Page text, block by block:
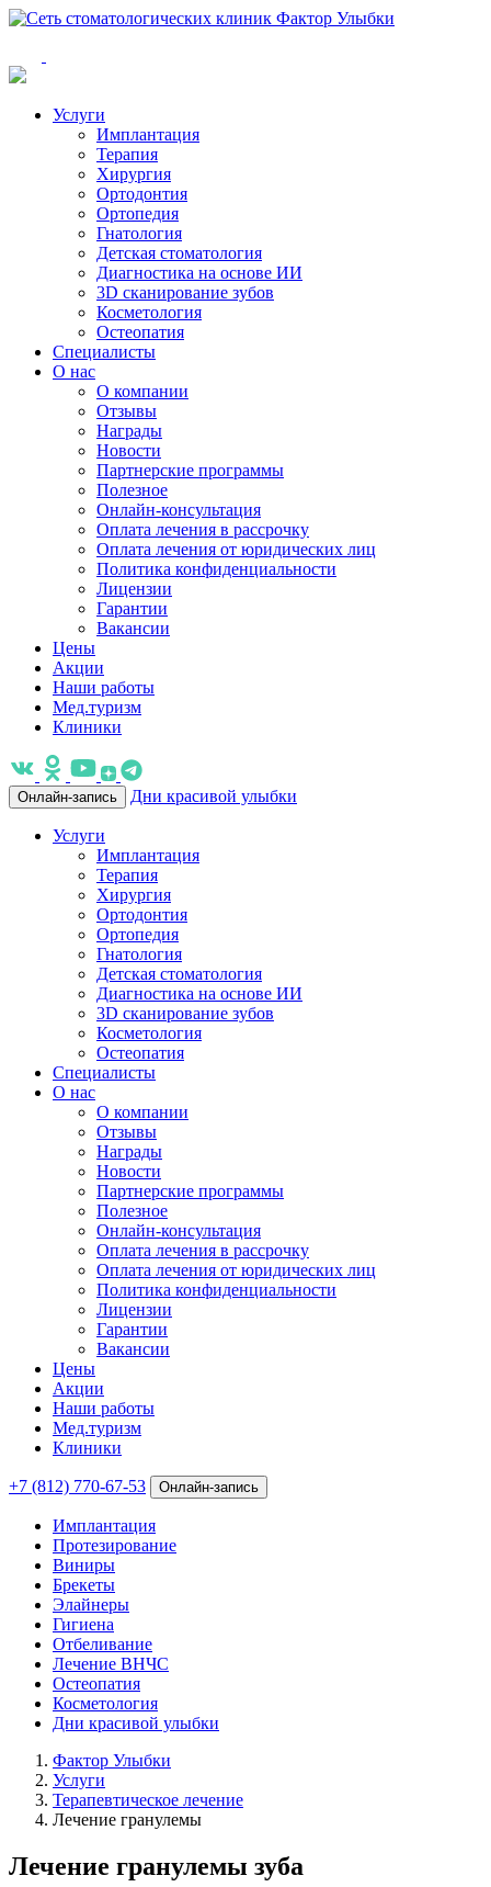
Услуги
Имплантация
Терапия
Хирургия
Ортодонтия
Ортопедия
Гнатология
Детская стоматология
Диагностика на основе ИИ
3D сканирование зубов
Косметология
Остеопатия
Специалисты
О нас
О компании
Отзывы
Награды
Новости
Партнерские программы
Полезное
Онлайн-консультация
Оплата лечения в рассрочку
Оплата лечения от юридических лиц
Политика конфиденциальности
Лицензии
Гарантии
Вакансии
Цены
Акции
Наши работы
Мед.туризм
Клиники
Онлайн-запись Дни красивой улыбки
Услуги
Имплантация
Терапия
Хирургия
Ортодонтия
Ортопедия
Гнатология
Детская стоматология
Диагностика на основе ИИ
3D сканирование зубов
Косметология
Остеопатия
Специалисты
О нас
О компании
Отзывы
Награды
Новости
Партнерские программы
Полезное
Онлайн-консультация
Оплата лечения в рассрочку
Оплата лечения от юридических лиц
Политика конфиденциальности
Лицензии
Гарантии
Вакансии
Цены
Акции
Наши работы
Мед.туризм
Клиники
+7 (812) 770-67-53 Онлайн-запись
Имплантация
Протезирование
Виниры
Брекеты
Элайнеры
Гигиена
Отбеливание
Лечение ВНЧС
Остеопатия
Косметология
Дни красивой улыбки
Фактор Улыбки
Услуги
Терапевтическое лечение
Лечение гранулемы
Лечение гранулемы зуба